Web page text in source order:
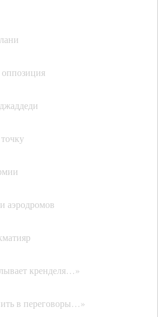
аэродромов
кренделя…»
в переговоры…»